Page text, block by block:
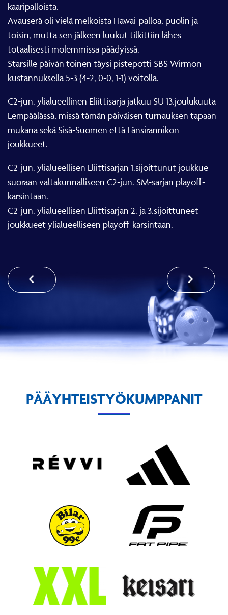
kaaripalloista.
Avauserä oli vielä melkoista Hawai-palloa, puolin ja
toisin, mutta sen jälkeen luukut tilkittiin lähes
totaalisesti molemmissa päädyissä.
Starsille päivän toinen täysi pistepotti SBS Wirmon
kustannuksella 5-3 (4-2, 0-0, 1-1) voitolla.
C2-jun. ylialueellinen Eliittisarja jatkuu SU 13.joulukuuta
Lempäälässä, missä tämän päiväisen turnauksen tapaan
mukana sekä Sisä-Suomen että Länsirannikon
joukkueet.
C2-jun. ylialueellisen Eliittisarjan 1.sijoittunut joukkue
suoraan valtakunnalliseen C2-jun. SM-sarjan playoff-
karsintaan.
C2-jun. ylialueellisen Eliittisarjan 2. ja 3.sijoittuneet
joukkueet ylialueelliseen playoff-karsintaan.
PÄÄYHTEISTYÖKUMPPANIT